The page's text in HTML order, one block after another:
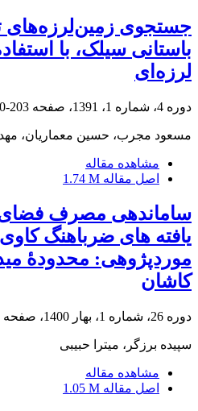
جستجوی زمین‌لرزه‌های
باستانی سیلک، با
لرزه‌ای
دوره 4، شماره 1، 1391، صفحه 203-220
مسعود مجرب، حسین معماریان،
مشاهده مقاله
اصل مقاله 1.74 M
ساماندهی مصرف فضای
یافته‏ های ضرباهنگ
موردپژوهی: محدودۀ
کاشان
دوره 26، شماره 1، بهار 1400، صفحه
سپیده برزگر، میترا حبیبی
مشاهده مقاله
اصل مقاله 1.05 M